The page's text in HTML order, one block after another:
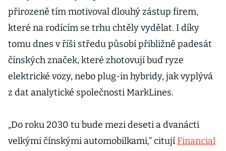
přirozeně tím motivoval dlouhý zástup firem,
které na rodícím se trhu chtěly vydělat. I díky
tomu dnes v říši středu působí přibližně padesát
čínských značek, které zhotovují buď ryze
elektrické vozy, nebo plug-in hybridy, jak vyplývá
z dat analytické společnosti MarkLines.
„Do roku 2030 tu bude mezi deseti a dvanácti
velkými čínskými automobilkami,“ citují Financial